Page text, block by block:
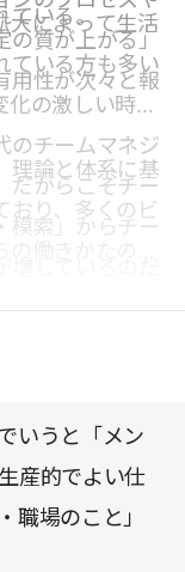
ている。
の質が上がる」
用性が次々と報
大によって生活
ている方も多い
の激しい時代
のチームマネジ
だからこそチー
模索」からチー
理論と体系に基
おり、多くのビ
いうと「メン
産的でよい仕
職場のこと」